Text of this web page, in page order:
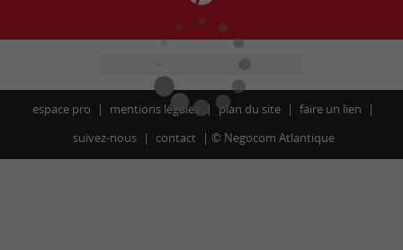
espace pro mentions légales plan du site
faire un lien
suivez-nous
contact © Negocom Atlantique